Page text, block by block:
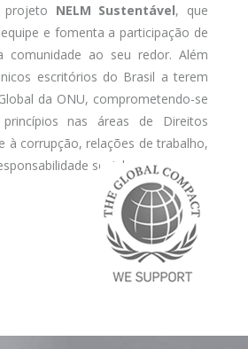
NELM Sustentável, que
e fomenta a participação de
comunidade ao seu redor. Além
escritórios do Brasil a terem
da ONU, comprometendo-se
nas áreas de Direitos
à corrupção, relações de trabalho,
social.